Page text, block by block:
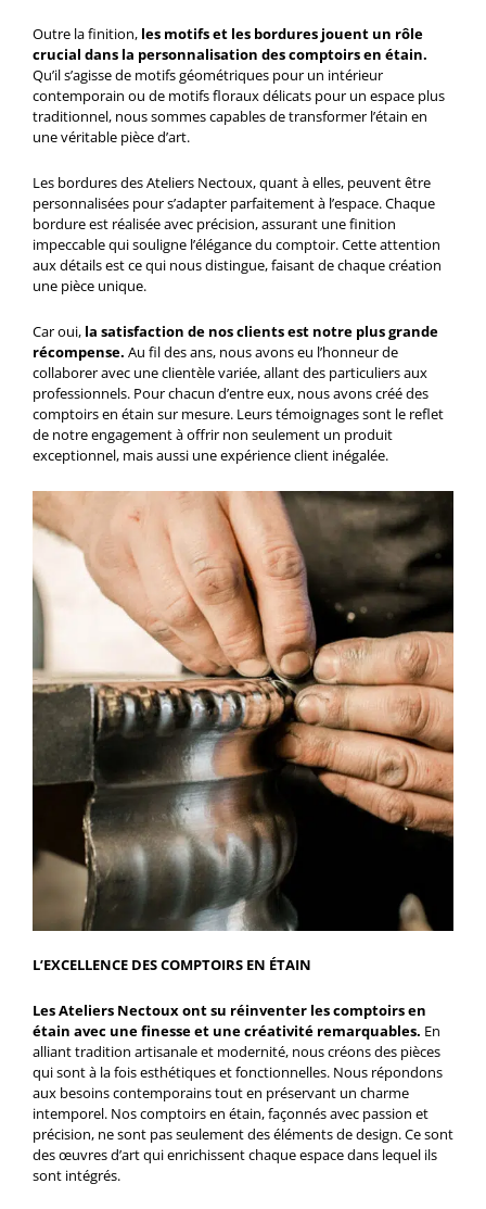
Outre la finition, les motifs et les bordures jouent un rôle
crucial dans la personnalisation des comptoirs en étain.
Qu’il s’agisse de motifs géométriques pour un intérieur
contemporain ou de motifs floraux délicats pour un espace plus
traditionnel, nous sommes capables de transformer l’étain en
une véritable pièce d’art.
Les bordures des Ateliers Nectoux, quant à elles, peuvent être
personnalisées pour s’adapter parfaitement à l’espace. Chaque
bordure est réalisée avec précision, assurant une finition
impeccable qui souligne l’élégance du comptoir. Cette attention
aux détails est ce qui nous distingue, faisant de chaque création
une pièce unique.
Car oui, la satisfaction de nos clients est notre plus grande
récompense. Au fil des ans, nous avons eu l’honneur de
collaborer avec une clientèle variée, allant des particuliers aux
professionnels. Pour chacun d’entre eux, nous avons créé des
comptoirs en étain sur mesure. Leurs témoignages sont le reflet
de notre engagement à offrir non seulement un produit
exceptionnel, mais aussi une expérience client inégalée.
L’EXCELLENCE DES COMPTOIRS EN ÉTAIN
Les Ateliers Nectoux ont su réinventer les comptoirs en
étain avec une finesse et une créativité remarquables. En
alliant tradition artisanale et modernité, nous créons des pièces
qui sont à la fois esthétiques et fonctionnelles. Nous répondons
aux besoins contemporains tout en préservant un charme
intemporel. Nos comptoirs en étain, façonnés avec passion et
précision, ne sont pas seulement des éléments de design. Ce sont
des œuvres d’art qui enrichissent chaque espace dans lequel ils
sont intégrés.